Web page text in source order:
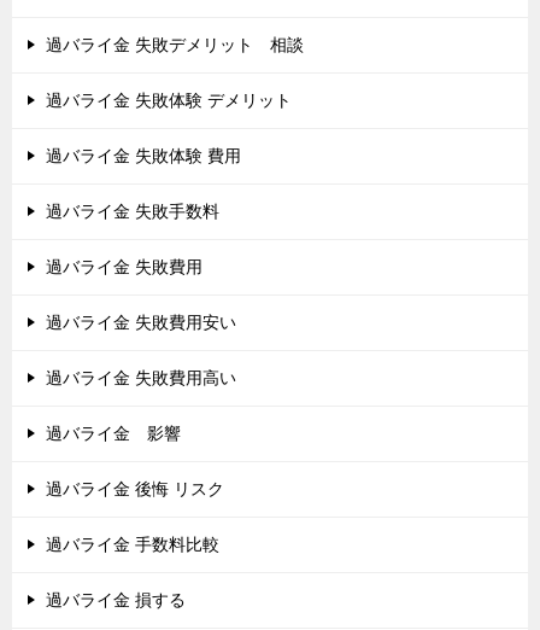
過バライ金 失敗デメリット 相談
過バライ金 失敗体験 デメリット
過バライ金 失敗体験 費用
過バライ金 失敗手数料
過バライ金 失敗費用
過バライ金 失敗費用安い
過バライ金 失敗費用高い
過バライ金 影響
過バライ金 後悔 リスク
過バライ金 手数料比較
過バライ金 損する